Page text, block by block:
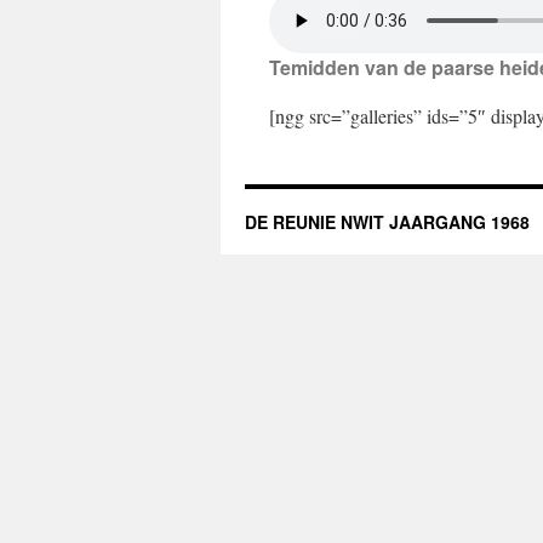
Temidden van de paarse
[ngg src=”galleries” ids=”5″
DE REUNIE NWIT JAARGANG 1968